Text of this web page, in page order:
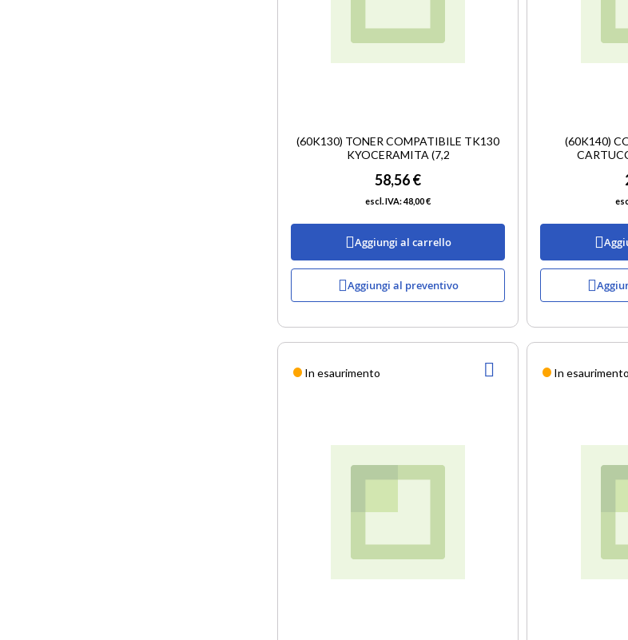
(60K130) TONER COMPATIBILE TK130
KYOCERAMITA (7,2
58,56 €
48,00 €
Aggiungi al carrello
Aggiungi al preventivo
(60K140)
In esaurimento AGGIUNGIIn esaurimento